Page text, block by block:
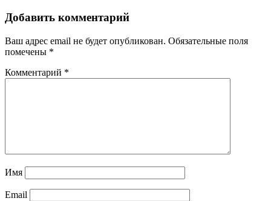
Добавить комментарий
Ваш адрес email не будет опубликован. Обязательные поля
помечены *
Комментарий *
Имя
Email